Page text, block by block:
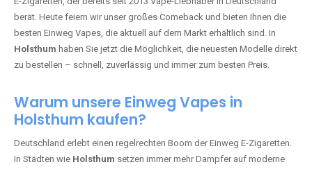
berät. Heute feiern wir unser großes Comeback und bieten Ihnen die
besten Einweg Vapes, die aktuell auf dem Markt erhältlich sind. In
Holsthum haben Sie jetzt die Möglichkeit, die neuesten Modelle direkt
zu bestellen – schnell, zuverlässig und immer zum besten Preis.
Warum unsere Einweg Vapes in
Holsthum kaufen?
Deutschland erlebt einen regelrechten Boom der Einweg E-Zigaretten.
In Städten wie Holsthum setzen immer mehr Dampfer auf moderne